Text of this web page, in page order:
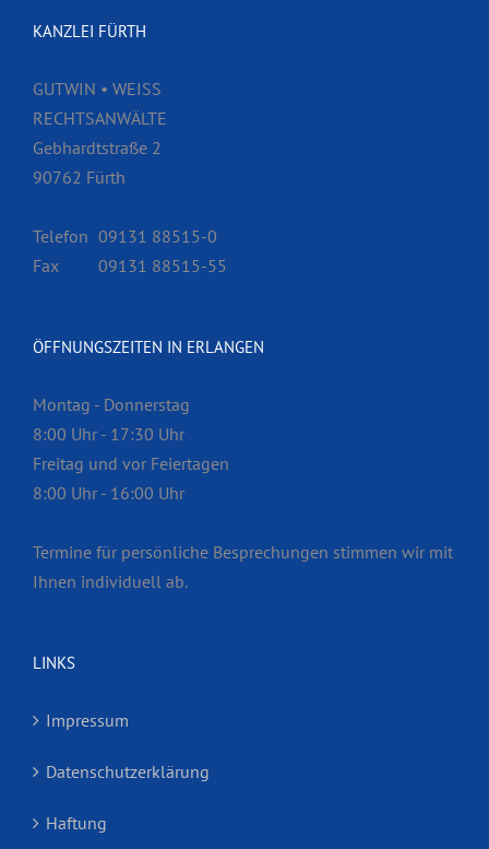
KANZLEI FÜRTH
GUTWIN • WEISS
RECHTSANWÄLTE
Gebhardtstraße 2
90762 Fürth
Telefon 09131 88515-0
Fax
09131 88515-55
ÖFFNUNGSZEITEN IN ERLANGEN
Montag - Donnerstag
8:00 Uhr - 17:30 Uhr
Freitag und vor Feiertagen
8:00 Uhr - 16:00 Uhr
Termine für persönliche Besprech­ungen stimmen wir mit
Ihnen individuell ab.
LINKS
Impressum
Datenschutzerklärung
Haftung